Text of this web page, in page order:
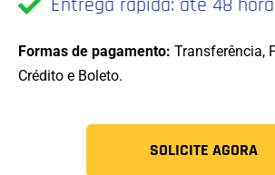
Entrega rápida: até 48
Formas de pagamento: Transferência,
Crédito e Boleto.
SOLICITE AGORA